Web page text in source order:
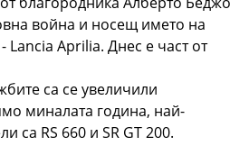
война и носещ името на
Aprilia. Днес е част от
са се увеличили
миналата година, най-
са RS 660 и SR GT 200.